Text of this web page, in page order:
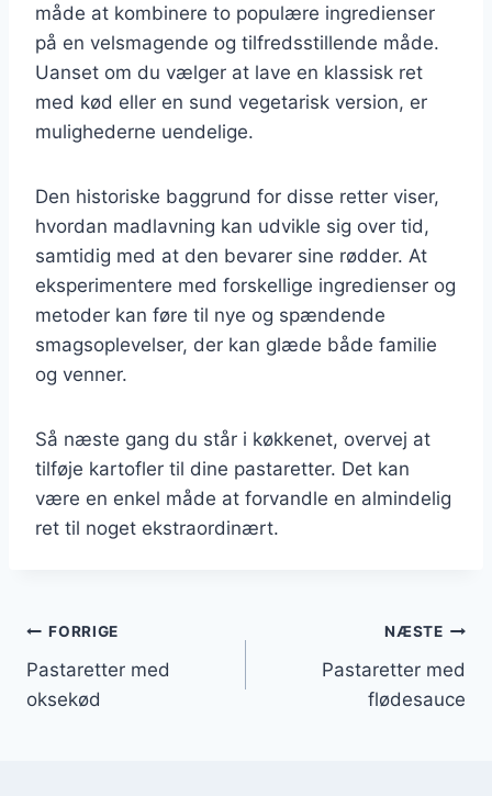
måde at kombinere to populære ingredienser
på en velsmagende og tilfredsstillende måde.
Uanset om du vælger at lave en klassisk ret
med kød eller en sund vegetarisk version, er
mulighederne uendelige.
Den historiske baggrund for disse retter viser,
hvordan madlavning kan udvikle sig over tid,
samtidig med at den bevarer sine rødder. At
eksperimentere med forskellige ingredienser og
metoder kan føre til nye og spændende
smagsoplevelser, der kan glæde både familie
og venner.
Så næste gang du står i køkkenet, overvej at
tilføje kartofler til dine pastaretter. Det kan
være en enkel måde at forvandle en almindelig
ret til noget ekstraordinært.
Indlægsnavigation
FORRIGE
Pastaretter med
oksekød
NÆSTE
Pastaretter med
flødesauce